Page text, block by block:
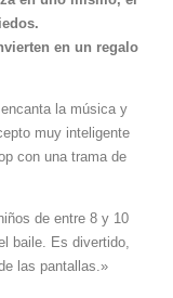
en un regalo
la música y
muy inteligente
con una trama de
de entre 8 y 10
baile. Es divertido,
las pantallas.»